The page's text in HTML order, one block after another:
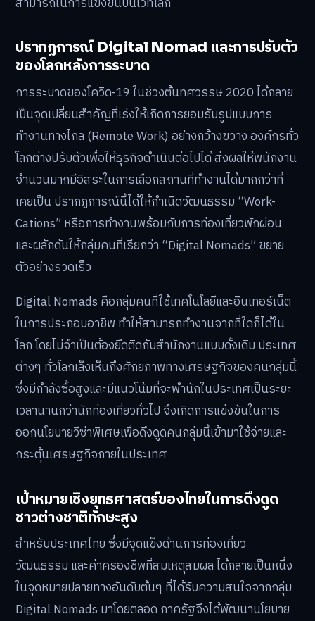
ปรากฏการณ์ Digital Nomad และการปรับตัว
ของโลกหลังการระบาด
การระบาดของโควิด-19 ในช่วงต้นทศวรรษ 2020 ได้กลาย
เป็นจุดเปลี่ยนสำคัญที่เร่งให้เกิดการยอมรับรูปแบบการ
ทำงานทางไกล (Remote Work) อย่างกว้างขวาง องค์กรทั่ว
โลกต่างปรับตัวเพื่อให้ธุรกิจดำเนินต่อไปได้ ส่งผลให้พนักงาน
จำนวนมากมีอิสระในการเลือกสถานที่ทำงานได้มากกว่าที่
เคยเป็น ปรากฏการณ์นี้ได้ให้กำเนิดวัฒนธรรม “Work-
Cations” หรือการทำงานพร้อมกับการท่องเที่ยวพักผ่อน
และผลักดันให้กลุ่มคนที่เรียกว่า “Digital Nomads” ขยาย
ตัวอย่างรวดเร็ว
Digital Nomads คือกลุ่มคนที่ใช้เทคโนโลยีและอินเทอร์เน็ต
ในการประกอบอาชีพ ทำให้สามารถทำงานจากที่ใดก็ได้ใน
โลก โดยไม่จำเป็นต้องยึดติดกับสำนักงานแบบดั้งเดิม ประเทศ
ต่างๆ ทั่วโลกเล็งเห็นถึงศักยภาพทางเศรษฐกิจของคนกลุ่มนี้
ซึ่งมีกำลังซื้อสูงและมีแนวโน้มที่จะพำนักในประเทศเป็นระยะ
เวลานานกว่านักท่องเที่ยวทั่วไป จึงเกิดการแข่งขันในการ
ออกนโยบายวีซ่าพิเศษเพื่อดึงดูดคนกลุ่มนี้เข้ามาใช้จ่ายและ
กระตุ้นเศรษฐกิจภายในประเทศ
เป้าหมายเชิงยุทธศาสตร์ของไทยในการดึงดูด
ชาวต่างชาติทักษะสูง
สำหรับประเทศไทย ซึ่งมีจุดแข็งด้านการท่องเที่ยว
วัฒนธรรม และค่าครองชีพที่สมเหตุสมผล ได้กลายเป็นหนึ่ง
ในจุดหมายปลายทางอันดับต้นๆ ที่ได้รับความสนใจจากกลุ่ม
Digital Nomads มาโดยตลอด ภาครัฐจึงได้พัฒนานโยบาย